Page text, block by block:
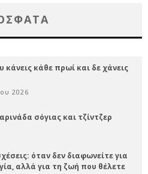
κάνεις κάθε πρωί και δε χάνεις
2026
σόγιας και τζίντζερ
όταν δεν διαφωνείτε για
αλλά για τη ζωή που θέλετε